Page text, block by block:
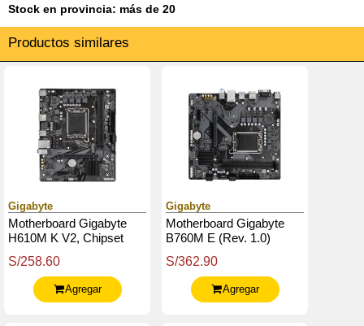
Stock en provincia: más de 20
Productos similares
Gigabyte
Motherboard Gigabyte
H610M K V2, Chipset
Micro Atx
S/258.60
Agregar
Gigabyte
Motherboard Gigabyte
B760M E (Rev. 1.0)
Lga1700, Micro Atx
S/362.90
Agregar